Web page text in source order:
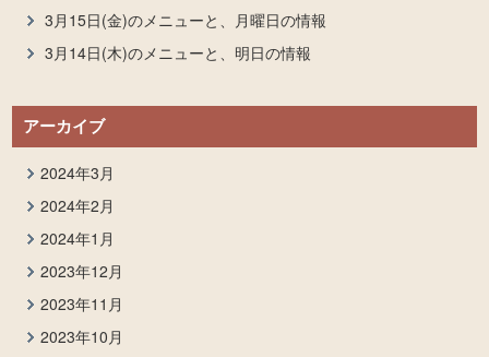
3月15日(金)のメニューと、月曜日の情報
3月14日(木)のメニューと、明日の情報
アーカイブ
2024年3月
2024年2月
2024年1月
2023年12月
2023年11月
2023年10月